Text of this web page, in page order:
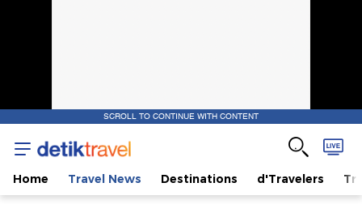
SCROLL TO CONTINUE WITH CONTENT
Home Travel News Destinations d'Travelers